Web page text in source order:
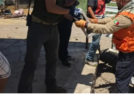
Bocoyna, 25°C en Guachochi y
– Las temperaturas esperadas
este viernes son: Chihuahua
Janos 35/21, Madera 27/12,
Cuauhtémoc 28/16, Ojinaga 39/
Camargo 34/22, Jiménez 34/21,
24/9, Chínipas 37/23, Guachochi